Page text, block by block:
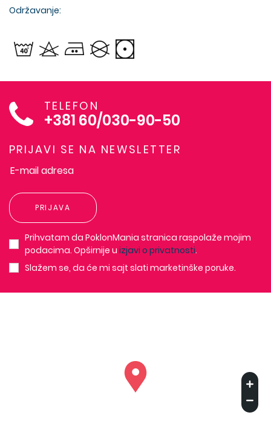
Održavanje:
TELEFON
+381 60/030-90-50
PRIJAVI SE NA NEWSLETTER
PRIJAVA
Prihvatam da PoklonMania stranica raspolaže mojim
podacima. Opširnije u izjavi o privatnosti.
Slažem se, da će mi sajt slati marketinške poruke.